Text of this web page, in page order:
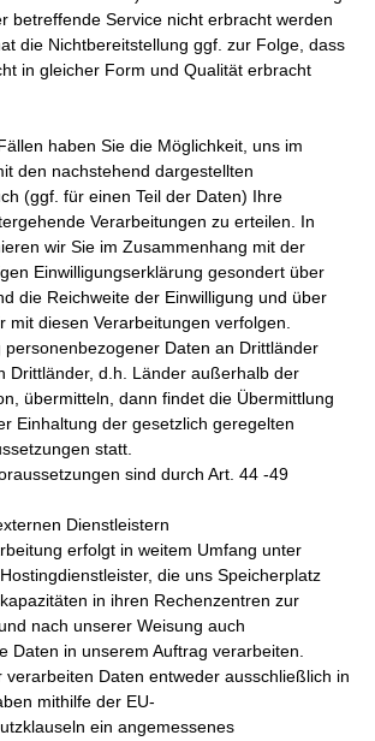
betreffende Service nicht erbracht werden
die Nichtbereitstellung ggf. zur Folge, dass
in gleicher Form und Qualität erbracht
haben Sie die Möglichkeit, uns im
den nachstehend dargestellten
(ggf. für einen Teil der Daten) Ihre
Verarbeitungen zu erteilen. In
wir Sie im Zusammenhang mit der
Einwilligungserklärung gesondert über
die Reichweite der Einwilligung und über
mit diesen Verarbeitungen verfolgen.
Daten an Drittländer
Drittländer, d.h. Länder außerhalb der
übermitteln, dann findet die Übermittlung
Einhaltung der gesetzlich geregelten
statt.
sind durch Art. 44 -49
Dienstleistern
erfolgt in weitem Umfang unter
die uns Speicherplatz
in ihren Rechenzentren zur
nach unserer Weisung auch
Daten in unserem Auftrag verarbeiten.
verarbeiten Daten entweder ausschließlich in
mithilfe der EU-
ein angemessenes